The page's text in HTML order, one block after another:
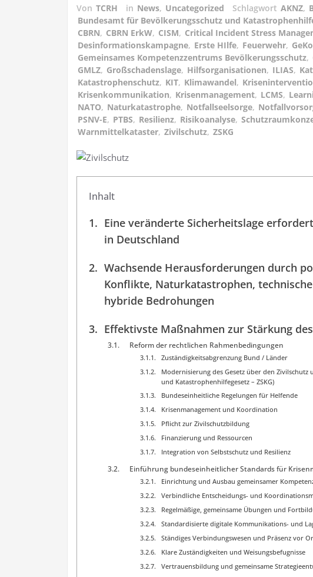
Von TCRH in News, Uncategorized Schlagwort AKNZ,
Bundesamt für Bevölkerungsschutz und
CBRN, CBRN ErkW, CISM, Critical Incident Stress
Desinformationskampagne, Erste HIlfe, Feuerwehr,
Gemeinsames Kompetenzzentrums Bevölkerungsschutz,
GMLZ, Großschadenslage, Hilfsorganisationen, ILIAS,
Katastrophenschutz, KIT, Klimawandel,
Krisenkommunikation, Krisenmanagement, LCMS,
NATO, Naturkatastrophe, Notfallseelsorge,
PSNV-E, PTBS, Resilienz, Risikoanalyse,
Warnmittelkataster, Zivilschutz, ZSKG
Inhalt
Eine veränderte Sicherheitslage
in Deutschland
Wachsende Herausforderungen durch
Konflikte, Naturkatastrophen,
hybride Bedrohungen
Effektivste Maßnahmen zur Stärkung
Reform der rechtlichen Rahmenbedingungen
Zuständigkeitsabgrenzung Bund / Länder
Modernisierung des Gesetz über den
und Katastrophenhilfegesetz – ZSKG)
Bundeseinheitliche Regelungen für Helfende
Krisenmanagement und Koordination
Pflicht zur Zivilschutzbildung
Finanzierung und Ressourcen
Integration von Selbstschutz und Resilienz
Einführung bundeseinheitlicher Standards für
Einrichtung und Ausbau gemeinsamer
Verbindliche Entscheidungs- und
Regelmäßige, gemeinsame Übungen und
Standardisierte digitale Kommunikations- und
Ständiges Verbindungswesen und Präsenz vor
Klare Zuständigkeiten und Weisungsbefugnisse
Vertrauensbildung und gemeinsame